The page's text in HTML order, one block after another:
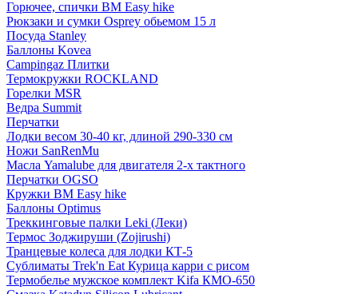
Горючее, спички BM Easy hike
Рюкзаки и сумки Osprey обьемом 15 л
Посуда Stanley
Баллоны Kovea
Campingaz Плитки
Термокружки ROCKLAND
Горелки MSR
Ведра Summit
Перчатки
Лодки весом 30-40 кг, длиной 290-330 см
Ножи SanRenMu
Масла Yamalube для двигателя 2-х тактного
Перчатки OGSO
Кружки BM Easy hike
Баллоны Optimus
Треккинговые палки Leki (Леки)
Термос Зоджируши (Zojirushi)
Транцевые колеса для лодки КТ-5
Сублиматы Trek'n Eat Курица карри с рисом
Термобелье мужское комплект Kifa КМО-650